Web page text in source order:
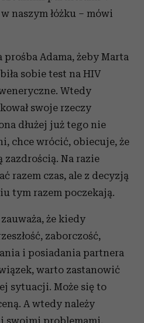
naszym łóżku – mówi
prośba Adama, żeby Marta
sobie test na HIV
Wtedy
swoje rzeczy
dłużej już tego nie
chce wrócić, obiecuje, że
zazdrością. Na razie
razem czas, ale z decyzją
tym razem poczekają.
że kiedy
zaborczość,
i posiadania partnera
warto zastanowić
sytuacji. Może się to
A wtedy należy
swoimi problemami,